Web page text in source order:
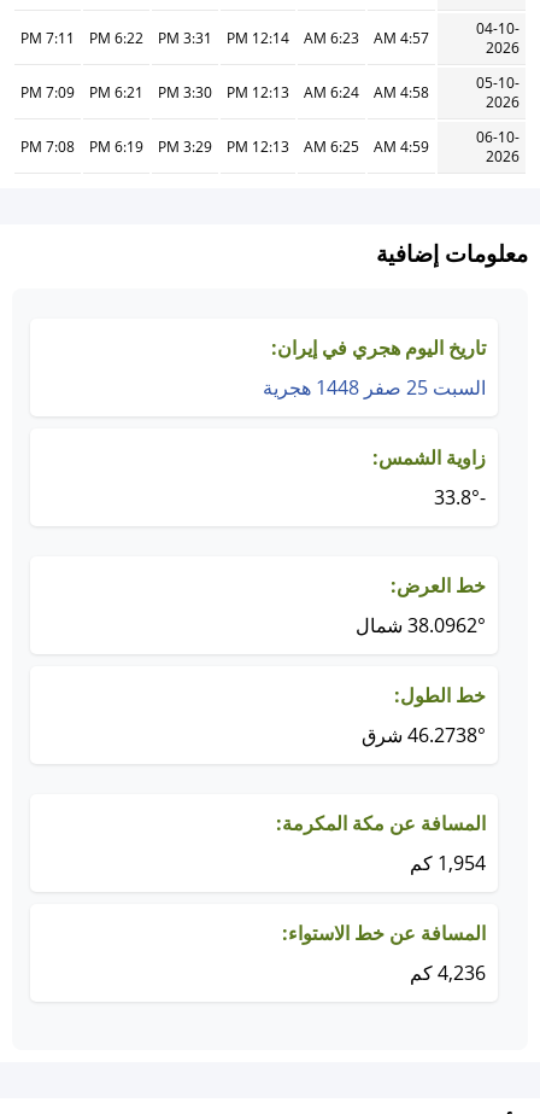
04-10-
2026
4:57 AM
6:23 AM
12:14 PM
3:31 PM
6:22 PM
7:11 PM
05-10-
2026
4:58 AM
6:24 AM
12:13 PM
3:30 PM
6:21 PM
7:09 PM
06-10-
2026
4:59 AM
6:25 AM
12:13 PM
3:29 PM
6:19 PM
7:08 PM
معلومات إضافية
تاريخ اليوم هجري في إيران:
السبت 25 صفر 1448 هجرية
زاوية الشمس:
-33.8°
خط العرض:
38.0962° شمال
خط الطول:
46.2738° شرق
المسافة عن مكة المكرمة:
1,954 كم
المسافة عن خط الاستواء:
4,236 كم